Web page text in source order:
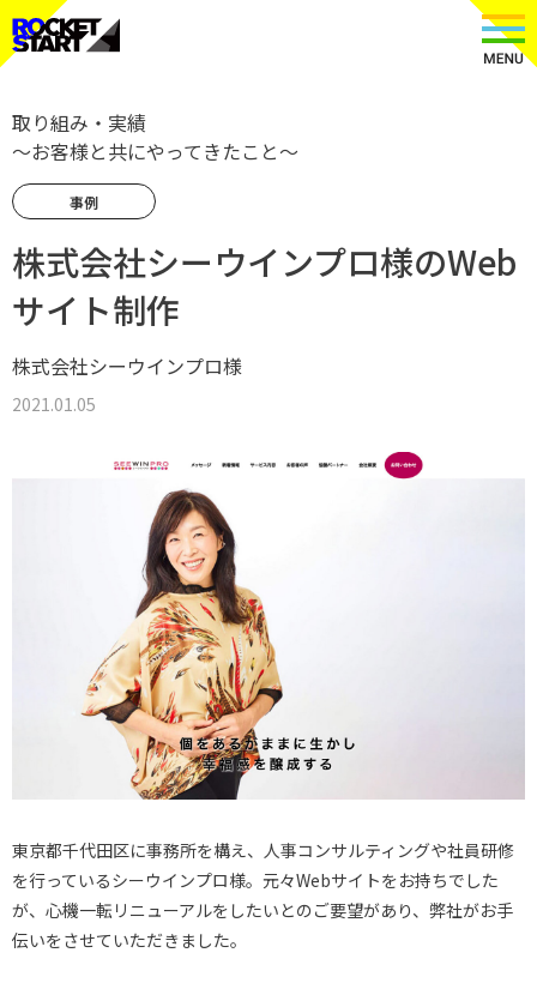
取り組み・実績
〜お客様と共にやってきたこと〜
事例
株式会社シーウインプロ様のWeb
サイト制作
株式会社シーウインプロ様
2021.01.05
東京都千代田区に事務所を構え、人事コンサルティングや社員研修
を行っているシーウインプロ様。元々Webサイトをお持ちでした
が、心機一転リニューアルをしたいとのご要望があり、弊社がお手
伝いをさせていただきました。